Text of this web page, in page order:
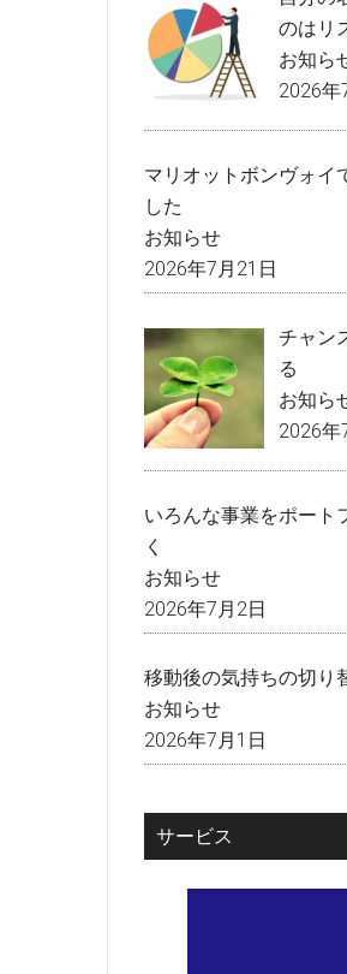
のはリ
お知ら
2026年
マリオットボンヴォイ
した
お知らせ
2026年7月21日
チャン
る
お知ら
2026年
いろんな事業をポート
く
お知らせ
2026年7月2日
移動後の気持ちの切り
お知らせ
2026年7月1日
サービス